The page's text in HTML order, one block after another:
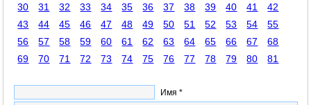
30
31 32 33 34 35 36 37 38 39 40 41
42
43
44 45 46 47 48 49 50 51 52 53 54
55
56
57 58 59 60 61 62 63 64 65 66 67
68
69
70 71 72 73 74 75 76 77 78 79 80 81
Имя *